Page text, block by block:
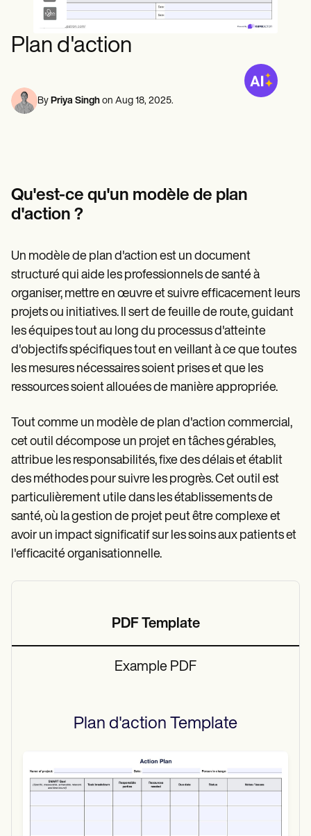
Professionnels de la santé mentale
Travailleurs sociaux
Kinésithérapeutes
Massothérapeutes
Ergothérapeutes
Resources
Modèles
Codes ICD
Procedure Codes
Modèle de plan de traitement
Informed Consent Form
Social Work Treatment Plans
DAR Note Template
Patient Visit Summary Template
Help Center
Training Hub
Webinars
Switch to Carepatron
Why Carepatron?
Login
Insurance claims
Speech therapists
Life coaches
Massage therapists
Personal trainers
Plan d'action
By Priya Singh on Aug 18, 2025.
Qu'est-ce qu'un modèle de plan
d'action ?
Un modèle de plan d'action est un document
structuré qui aide les professionnels de santé à
organiser, mettre en œuvre et suivre efficacement leurs
projets ou initiatives. Il sert de feuille de route, guidant
les équipes tout au long du processus d'atteinte
d'objectifs spécifiques tout en veillant à ce que toutes
les mesures nécessaires soient prises et que les
ressources soient allouées de manière appropriée.
Tout comme un modèle de plan d'action commercial,
cet outil décompose un projet en tâches gérables,
attribue les responsabilités, fixe des délais et établit
des méthodes pour suivre les progrès. Cet outil est
particulièrement utile dans les établissements de
santé, où la gestion de projet peut être complexe et
avoir un impact significatif sur les soins aux patients et
l'efficacité organisationnelle.
PDF Template
Example PDF
Plan d'action Template